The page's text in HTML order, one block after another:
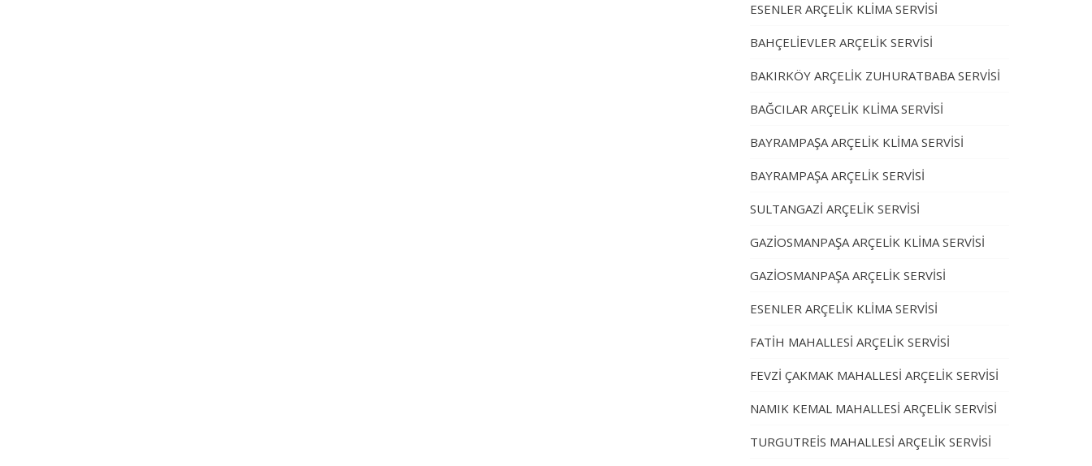
ESENLER ARÇELİK KLİMA SERVİSİ
BAHÇELİEVLER ARÇELİK SERVİSİ
BAKIRKÖY ARÇELİK ZUHURATBABA SERVİSİ
BAĞCILAR ARÇELİK KLİMA SERVİSİ
BAYRAMPAŞA ARÇELİK KLİMA SERVİSİ
BAYRAMPAŞA ARÇELİK SERVİSİ
SULTANGAZİ ARÇELİK SERVİSİ
GAZİOSMANPAŞA ARÇELİK KLİMA SERVİSİ
GAZİOSMANPAŞA ARÇELİK SERVİSİ
ESENLER ARÇELİK KLİMA SERVİSİ
FATİH MAHALLESİ ARÇELİK SERVİSİ
FEVZİ ÇAKMAK MAHALLESİ ARÇELİK SERVİSİ
NAMIK KEMAL MAHALLESİ ARÇELİK SERVİSİ
TURGUTREİS MAHALLESİ ARÇELİK SERVİSİ